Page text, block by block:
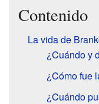
Contenido
La vida de
¿Cuándo y
¿Cómo fue
¿Cuándo